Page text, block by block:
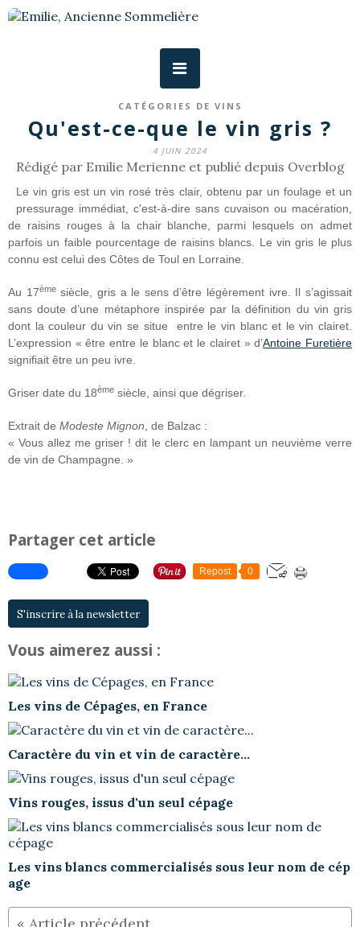
CATÉGORIES DE VINS
Qu'est-ce-que le vin gris ?
4 JUIN 2024
Rédigé par Emilie Merienne et publié depuis Overblog
Le vin gris est un vin rosé très clair, obtenu par un foulage et un
pressurage immédiat, c'est-à-dire sans cuvaison ou macération,
de raisins rouges à la chair blanche, parmi lesquels on admet
parfois un faible pourcentage de raisins blancs. Le vin gris le plus
connu est celui des Côtes de Toul en Lorraine.
Au 17èmesiècle, gris a le sens d’être légèrement ivre. Il s’agissait
sans doute d’une métaphore inspirée par la définition du vin gris
dont la couleur du vin se situe entre le vin blanc et le vin clairet.
L’expression « être entre le blanc et le clairet » d’Antoine Furetière
signifiait être un peu ivre.
Griser date du 18ème siècle, ainsi que dégriser.
Extrait de Modeste Mignon , de Balzac :
« Vous allez me griser ! dit le clerc en lampant un neuvième verre
de vin de Champagne. »
Partager cet article
Repost 0
S'inscrire à la newsletter
Vous aimerez aussi :
Les vins de Cépages, en France
Caractère du vin et vin de caractère...
Vins rouges, issus d'un seul cépage
Les vins blancs commercialisés sous leur nom de cép
age